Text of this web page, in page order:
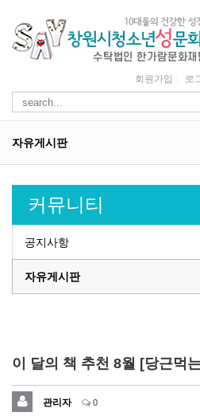
회원가입 로
자유게시판
커뮤니티
공지사항
자유게시판
이 달의 책 추천 8월 [당근먹
관리자 0